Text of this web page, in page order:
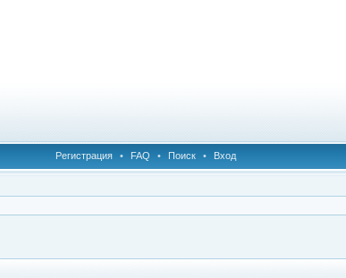
Регистрация • FAQ • Поиск • Вход